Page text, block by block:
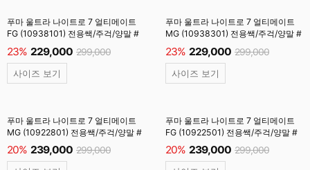
푸마 울트라 나이트로 7 얼티메이트
FG (10938101) 전용쌕/주걱/양말 #
23% 229,000 299,000
사이즈 보기
푸마 울트라 나이트로 7 얼티메이트
MG (10938301) 전용쌕/주걱/양말 #
23% 229,000 299,000
사이즈 보기
푸마 울트라 나이트로 7 얼티메이트
MG (10922801) 전용쌕/주걱/양말 #
20% 239,000 299,000
푸마 울트라 나이트로 7 얼티메이트
FG (10922501) 전용쌕/주걱/양말 #
20% 239,000 299,000